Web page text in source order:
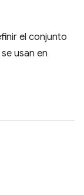
el conjunto
usan en